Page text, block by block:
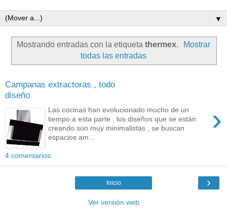
▼
Mostrando entradas con la etiqueta thermex.
Mostrar
todas las entradas
Campanas extractoras , todo
diseño
›
Las cocinas han evolucionado mucho de un
tiempo a esta parte , los diseños que se están
creando son muy minimalistas , se buscan
espacios am...
4 comentarios:
›
Inicio
Ver versión web